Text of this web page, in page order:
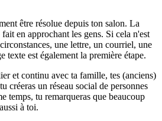
être résolue depuis ton salon. La
en approchant les gens. Si cela n'est
une lettre, un courriel, une
texte est également la première étape.
et continu avec ta famille, tes (anciens)
créeras un réseau social de personnes
temps, tu remarqueras que beaucoup
à toi.